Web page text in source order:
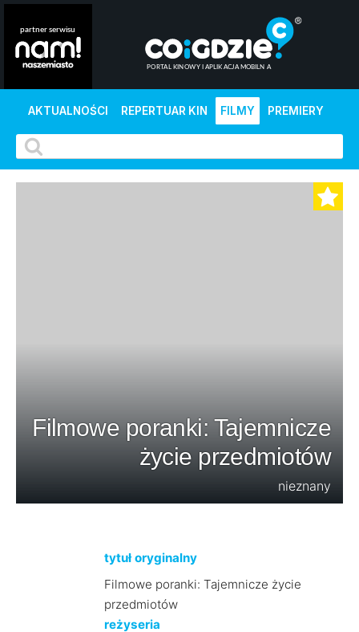
AKTUALNOŚCI REPERTUAR KIN FILMY PREMIERY
Filmowe poranki: Tajemnicze
życie przedmiotów
nieznany
tytuł oryginalny
Filmowe poranki: Tajemnicze życie
przedmiotów
reżyseria